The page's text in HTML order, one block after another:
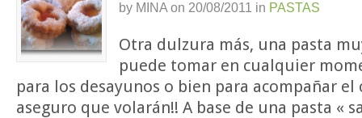
by MINA on 20/08/2011 in PASTAS
Otra dulzura más, una pasta
puede tomar en cualquier
para los desayunos o bien para acompañar el
aseguro que volarán!! A base de una pasta «